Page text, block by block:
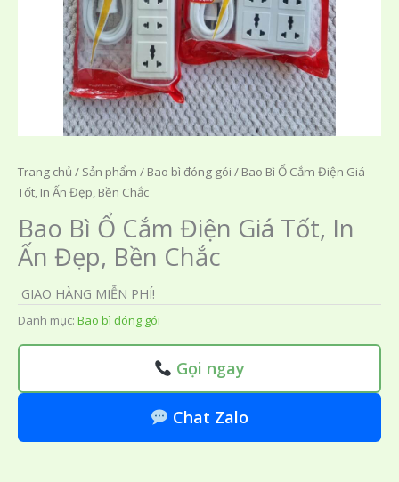
Trang chủ / Sản phẩm / Bao bì đóng gói / Bao Bì Ổ Cắm Điện Giá
Tốt, In Ấn Đẹp, Bền Chắc
Bao Bì Ổ Cắm Điện Giá Tốt, In
Ấn Đẹp, Bền Chắc
GIAO HÀNG MIỄN PHÍ!
Danh mục: Bao bì đóng gói
Gọi ngay
Chat Zalo